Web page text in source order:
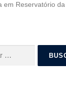
em Reservatório da